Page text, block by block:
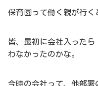
保育園って働く親が行く
皆、最初に会社入った
わなかったのかな。
今時の会社って、他部署